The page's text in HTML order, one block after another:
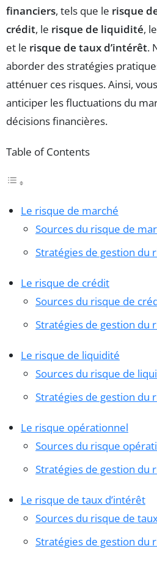
financiers, tels que le risque
crédit, le risque de liquidité, le
et le risque de taux d’intérêt.
aborder des stratégies
atténuer ces risques. Ainsi,
anticiper les fluctuations du
décisions financières.
Table of Contents
Le risque de marché
Sources du risque de
Stratégies de gestion du
Le risque de crédit
Sources du risque de
Stratégies de gestion du
Le risque de liquidité
Sources du risque de
Stratégies de gestion du
Le risque opérationnel
Sources du risque
Stratégies de gestion du
Le risque de taux d’intérêt
Sources du risque de
Stratégies de gestion du